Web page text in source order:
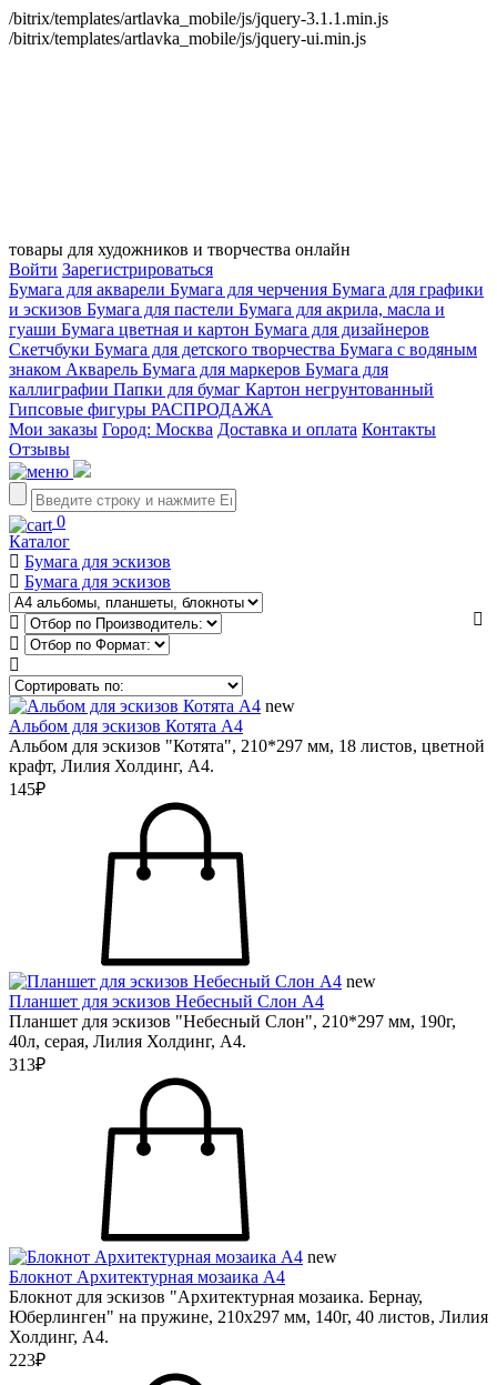
/bitrix/templates/artlavka_mobile/js/jquery-3.1.1.min.js
/bitrix/templates/artlavka_mobile/js/jquery-ui.min.js
товары для художников и творчества онлайн
Войти Зарегистрироваться
Бумага для акварели Бумага для черчения Бумага для графики
и эскизов Бумага для пастели Бумага для акрила, масла и
гуаши Бумага цветная и картон Бумага для дизайнеров
Скетчбуки Бумага для детского творчества Бумага с водяным
знаком Акварель Бумага для маркеров Бумага для
каллиграфии Папки для бумаг Картон негрунтованный
Гипсовые фигуры РАСПРОДАЖА
Мои заказы Город: Москва Доставка и оплата Контакты
Отзывы
0
Каталог
Бумага для эскизов
Бумага для эскизов
new
Альбом для эскизов Котята А4
Альбом для эскизов "Котята", 210*297 мм, 18 листов, цветной
крафт, Лилия Холдинг, А4.
145₽
new
Планшет для эскизов Небесный Слон А4
Планшет для эскизов "Небесный Слон", 210*297 мм, 190г,
40л, серая, Лилия Холдинг, А4.
313₽
new
Блокнот Архитектурная мозаика А4
Блокнот для эскизов "Архитектурная мозаика. Бернау,
Юберлинген" на пружине, 210х297 мм, 140г, 40 листов, Лилия
Холдинг, А4.
223₽